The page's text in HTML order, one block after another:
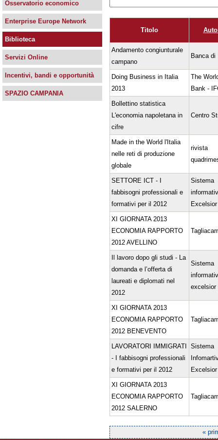
Titolo
Andamento congiunturale
campano
Banca di
Doing Business in Italia
2013
The
Bank -
Bollettino statistica
L'economia napoletana in
cifre
Centro
Made in the World l'Italia
nelle reti di produzione
globale
rivista
SETTORE ICT - I
fabbisogni professionali e
formativi per il 2012
Sistema
Excelsior
XI GIORNATA 2013
ECONOMIA RAPPORTO
2012 AVELLINO
Il lavoro dopo gli studi - La
domanda e l’offerta di
laureati e diplomati nel
2012
Sistema
excelsior
XI GIORNATA 2013
ECONOMIA RAPPORTO
2012 BENEVENTO
LAVORATORI IMMIGRATI
- I fabbisogni professionali
e formativi per il 2012
Sistema
Excelsior
XI GIORNATA 2013
ECONOMIA RAPPORTO
2012 SALERNO
«
Osservatorio economico
Enterprise Europe Network
Biblioteca
Servizi Online
Incentivi, bandi e opportunità
SPAZIO CAMPANIA